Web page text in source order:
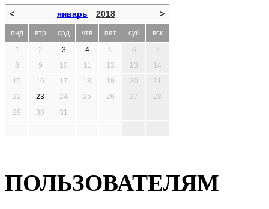
< январь 2018 >
пнд втр срд чтв пят суб
вск
1
2 3 4 5 6
7
8
9 10 11 12 13
14
15
16 17 18 19 20
21
22
23 24 25 26 27
28
29
30 31
ПОЛЬЗОВАТЕЛЯМ